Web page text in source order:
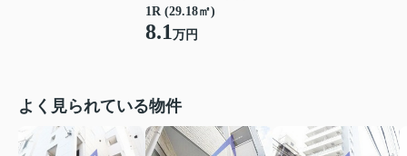
1R (29.18㎡)
8.1万円
よく見られている物件